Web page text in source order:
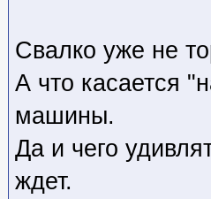
Cвалко уже не
А что касается
машины.
Да и чего
ждет.